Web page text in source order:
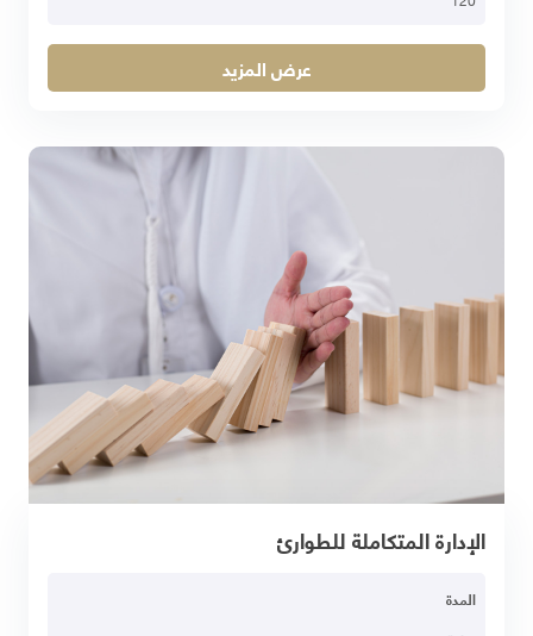
عرض المزيد
الإدارة المتكاملة للطوارئ
المدة